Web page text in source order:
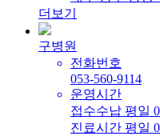
더보기
구병원
전화번호
053-560-9114
운영시간
접수수납 평일
진료시간 평일